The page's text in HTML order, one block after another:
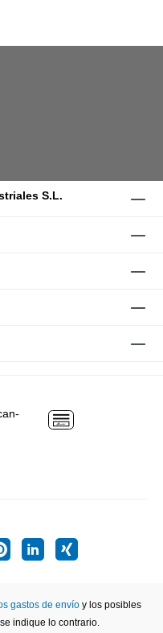
S.L.
gastos de envío y los posibles
indique lo contrario.